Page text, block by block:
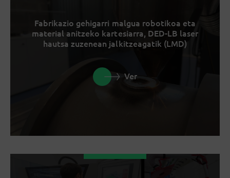
Fabrikazio gehigarri malgua robotikoa eta
material anitzeko kartesiarra, DED-LB laser
hautsa zuzenean jalkitzeagatik (LMD)
Ver